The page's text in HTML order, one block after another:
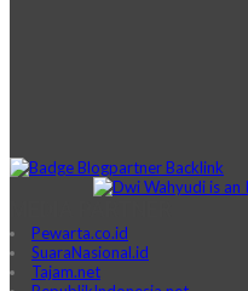
Pewarta.co.id
SuaraNasional.id
Tajam.net